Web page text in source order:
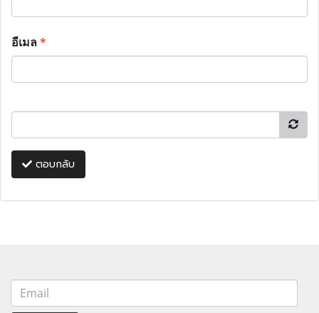
อีเมล*
ตอบกลับ